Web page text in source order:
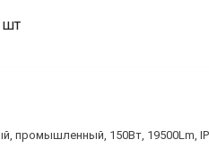
шт
промышленный, 150Вт, 19500Lm,